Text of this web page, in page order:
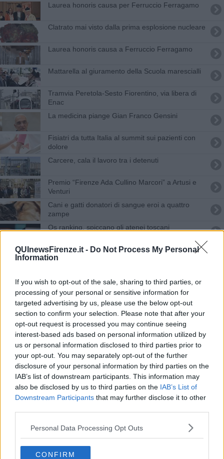
QUInewsFirenze.it - Do Not Process My Personal
Information
If you wish to opt-out of the sale, sharing to third parties, or
processing of your personal or sensitive information for
targeted advertising by us, please use the below opt-out
section to confirm your selection. Please note that after your
opt-out request is processed you may continue seeing
interest-based ads based on personal information utilized by
us or personal information disclosed to third parties prior to
your opt-out. You may separately opt-out of the further
disclosure of your personal information by third parties on the
IAB’s list of downstream participants. This information may
also be disclosed by us to third parties on the IAB’s List of
Downstream Participants that may further disclose it to other
Personal Data Processing Opt Outs
CONFIRM
Laurea honoris causa per Ferruccio Ferragamo
Clatrato mai visto dalla prima esplosione nucleare
Laurea honoris causa a Ferruccio Ferragamo
Mattarella al giuramento della Scuola marescialli
Tramvia Peretola-Sesto Fiorentino, via libera di
Enac
La medicina piange Gian Franco Gensini
Fisiatri da tutta Italia al summit sui pazienti con
dolore
Carcere, cala il lavoro tra i detenuti
Premio “Firenze Ada Cullino Marcori” a Artusi e
Venturi
Cani e gatti donatori di sangue eroi a quattro
zampe
Qs ranking, spiccano gli atenei toscani
Laurea honoris causa a Sergio Mattarella
Allattamento materno, Careggi in prima linea
​L'innovazione si fa impresa
Dieci milioni per l'espansione di Eli Lilly
Una corona per Maria Luisa de’ Medici
L'università dello sport a Firenze
I giovani ricordano la Shoah
Cordoglio per la scomparsa di Di Nolfo
Piano del paesaggio, pensieri di un archeologo